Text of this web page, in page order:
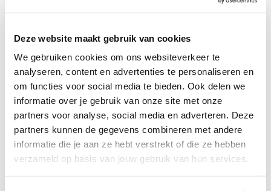
Deze website maakt gebruik van cookies
We gebruiken cookies om ons websiteverkeer te
analyseren, content en advertenties te personaliseren en
om functies voor social media te bieden. Ook delen we
informatie over je gebruik van onze site met onze
partners voor analyse, social media en adverteren. Deze
partners kunnen de gegevens combineren met andere
informatie die je aan ze hebt verstrekt of die ze hebben
verzameld op basis van jouw gebruik van hun services.
hun product bestaat en wat er aan is toegevoegd,
voedingsmiddelen die op de Nederlandse markt
komen zijn veilig voor consumptie. Toch kan het zijn
dat je liever bepaalde ingrediënten mijdt, of dat je
het er niet mee eens bent dat er aanpassingen
worden gedaan aan het DNA van een plant. Dan
zijn deze handvatten handig bij het herkennen.